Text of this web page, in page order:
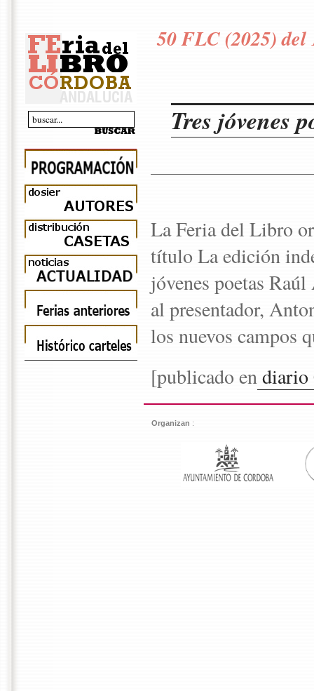
50 FLC (2025) del
Tres jóvenes
La Feria del Libro
título La edición
jóvenes poetas
al presentador,
los nuevos campos
[publicado endiario
Organizan